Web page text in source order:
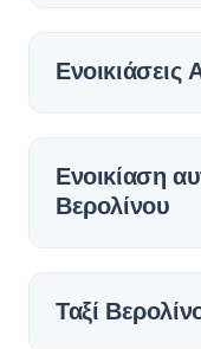
Ενοικιάσεις
Ενοικίαση
Βερολίνου
Ταξί